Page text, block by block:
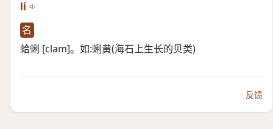
lí
名
蛤蜊 [clam]。如:蜊黄(海石上生长的贝类)
反馈